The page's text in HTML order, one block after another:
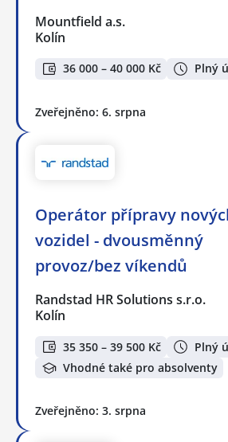
Mountfield a.s.
Kolín
36 000 – 40 000 Kč Plný
Zveřejněno: 6. srpna
Operátor přípravy
vozidel - dvousměnný
provoz/bez víkendů
Randstad HR Solutions s.r.o.
Kolín
35 350 – 39 500 Kč
Plný
Vhodné také pro absolventy
Zveřejněno: 3. srpna